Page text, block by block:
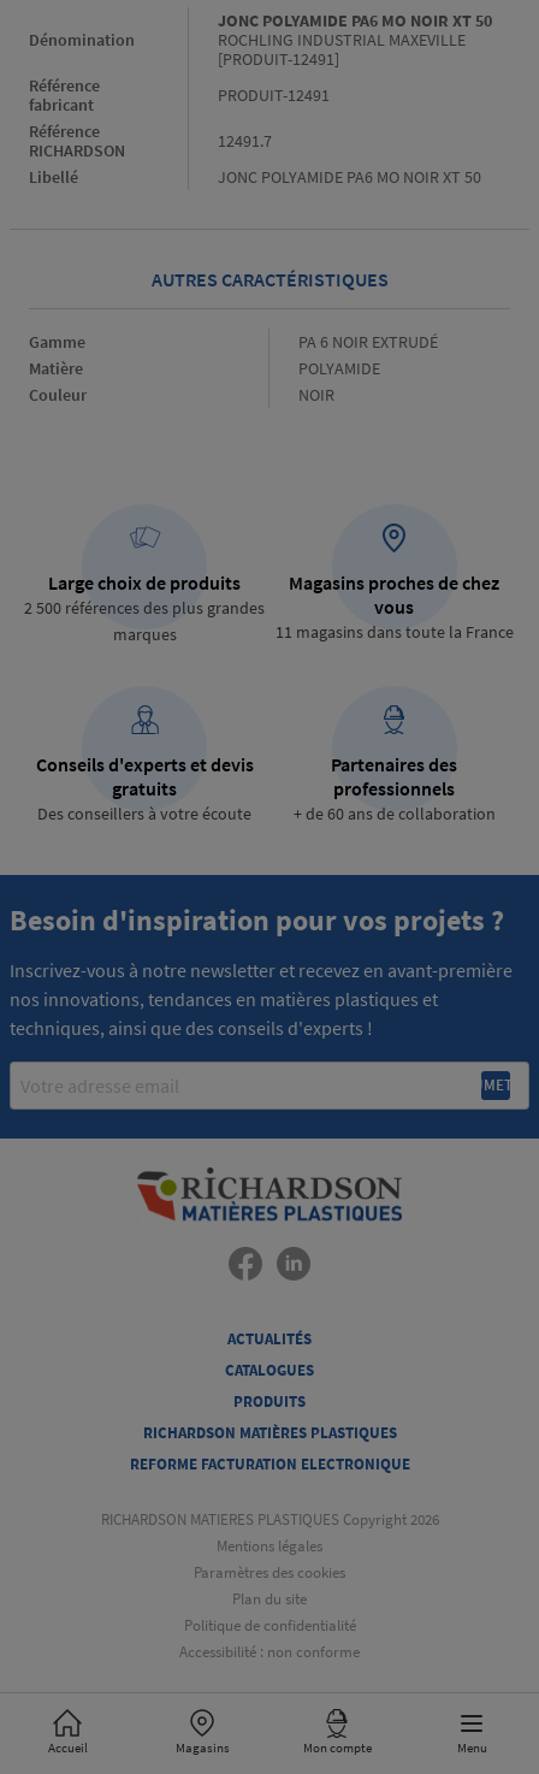
Accueil Magasins Mon compte Menu
Dénomination
JONC POLYAMIDE PA6 MO NOIR XT 50
ROCHLING INDUSTRIAL MAXEVILLE
[PRODUIT-12491]
Référence
fabricant
PRODUIT-12491
Référence
RICHARDSON
12491.7
Libellé
JONC POLYAMIDE PA6 MO NOIR XT 50
AUTRES CARACTÉRISTIQUES
Gamme Gamme
PA 6 NOIR EXTRUDÉ
Matière
Matière
POLYAMIDE
Couleur
Couleur
NOIR
Large choix de produits
2 500 références des plus grandes
marques
Magasins proches de chez
vous
11 magasins dans toute la France
Conseils d'experts et devis
gratuits
Des conseillers à votre écoute
Partenaires des
professionnels
+ de 60 ans de collaboration
Besoin d'inspiration pour vos projets ?
Inscrivez-vous à notre newsletter et recevez en avant-première
nos innovations, tendances en matières plastiques et
techniques, ainsi que des conseils d'experts !
ACTUALITÉS
CATALOGUES
PRODUITS
RICHARDSON MATIÈRES PLASTIQUES
REFORME FACTURATION ELECTRONIQUE
RICHARDSON MATIERES PLASTIQUES Copyright 2026
Mentions légales
Paramètres des cookies
Plan du site
Politique de confidentialité
Accessibilité : non conforme